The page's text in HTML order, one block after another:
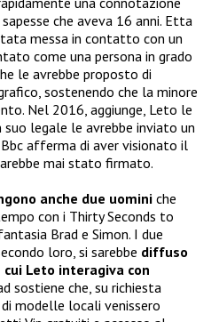
che aveva 16 anni. Etta
messa in contatto con un
come una persona in grado
le avrebbe proposto di
sostenendo che la minore
Nel 2016, aggiunge, Leto le
suo legale le avrebbe inviato un
afferma di aver visionato il
mai stato firmato.
anche due uominiche
con i Thirty Seconds to
Brad e Simon. I due
loro, si sarebbe diffuso
Leto interagiva con
sostiene che, su richiesta
modelle locali venissero